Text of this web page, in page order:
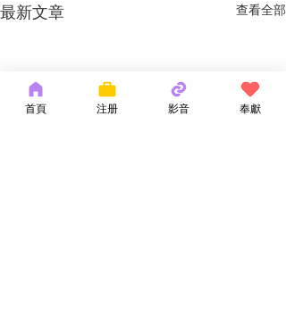
最新文章 查看全部
首頁 注册 影音 奉獻